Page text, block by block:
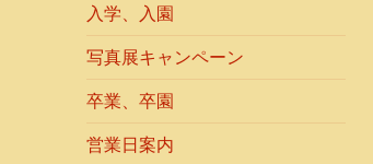
入学、入園
写真展キャンペーン
卒業、卒園
営業日案内